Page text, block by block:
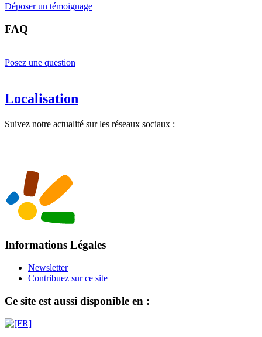
Déposer un témoignage
FAQ
Posez une question
Localisation
Suivez notre actualité sur les réseaux sociaux :
Informations Légales
Newsletter
Contribuez sur ce site
Ce site est aussi disponible en :